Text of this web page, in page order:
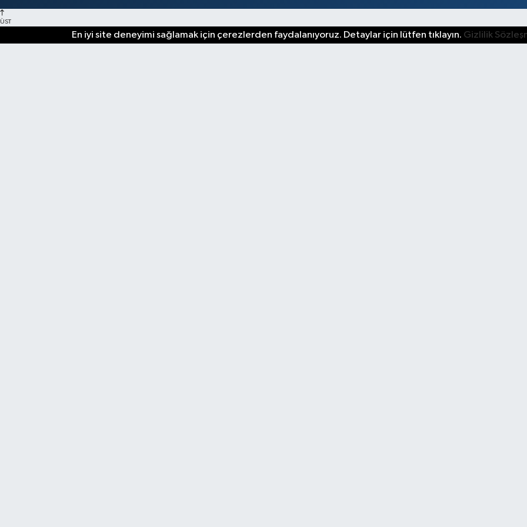
ÜST
En iyi site deneyimi sağlamak için çerezlerden faydalanıyoruz. Detaylar için lütfen tıklayın. Gizlilik